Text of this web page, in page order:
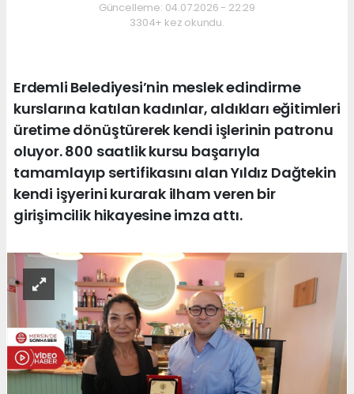
Güncelleme: 04.07.2026 - 22:29
3304+ kez okundu.
Erdemli Belediyesi’nin meslek edindirme
kurslarına katılan kadınlar, aldıkları eğitimleri
üretime dönüştürerek kendi işlerinin patronu
oluyor. 800 saatlik kursu başarıyla
tamamlayıp sertifikasını alan Yıldız Dağtekin
kendi işyerini kurarak ilham veren bir
girişimcilik hikayesine imza attı.